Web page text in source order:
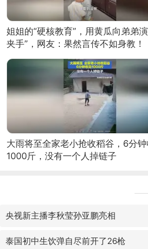
姐姐的“硬核教育”，用黄瓜向弟弟
夹手”，网友：果然言传不如身教！
大雨将至全家老小抢收稻谷，6分
1000斤，没有一个人掉链子
央视新主播李秋莹孙亚鹏亮相
泰国初中生饮弹自尽前开了26枪